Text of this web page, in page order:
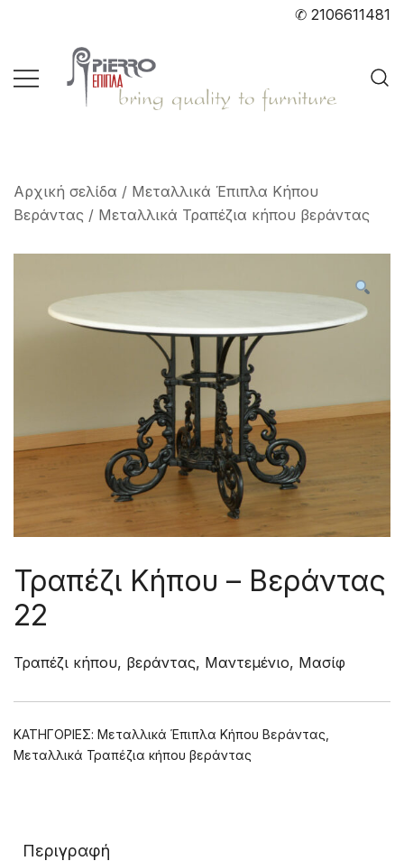
✆ 2106611481
Αρχική σελίδα / Μεταλλικά Έπιπλα Κήπου
Βεράντας / Μεταλλικά Τραπέζια κήπου βεράντας
Τραπέζι Κήπου – Βεράντας
22
Τραπέζι κήπου, βεράντας, Μαντεμένιο, Μασίφ
ΚΑΤΗΓΟΡΊΕΣ: Μεταλλικά Έπιπλα Κήπου Βεράντας
Μεταλλικά Τραπέζια κήπου βεράντας
Περιγραφή